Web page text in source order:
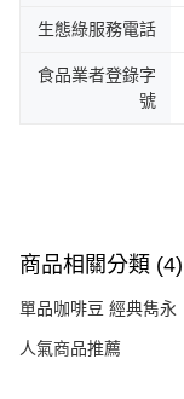
生態綠服務電話
食品業者登錄字
號
商品相關分類 (4)
單品咖啡豆 經典雋永
人氣商品推薦